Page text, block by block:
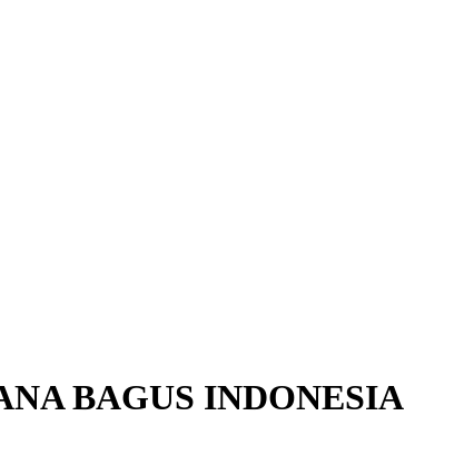
BAGUS INDONESIA